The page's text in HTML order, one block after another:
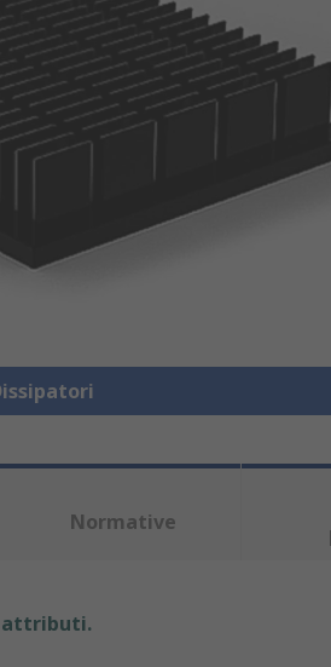
Normative
attributi.